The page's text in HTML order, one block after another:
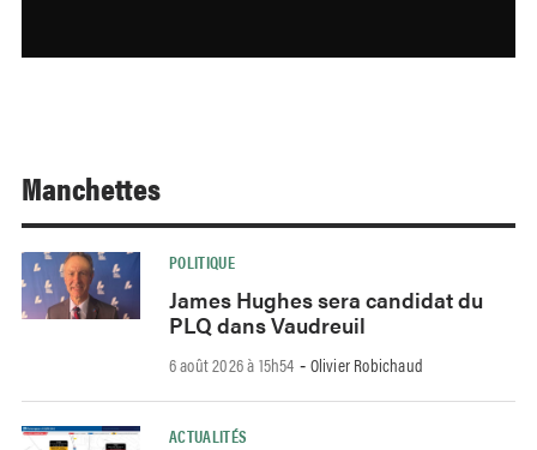
Manchettes
POLITIQUE
James Hughes sera candidat du
PLQ dans Vaudreuil
6 août 2026 à 15h54 - Olivier Robichaud
ACTUALITÉS